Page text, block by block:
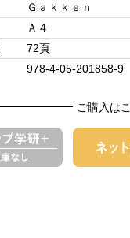
Ｇａｋｋｅｎ
Ａ４
72頁
978-4-05-201858-9
ご購入は